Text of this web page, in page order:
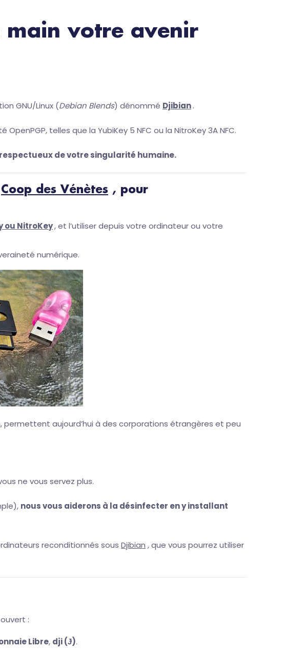
main votre avenir
GNU/Linux (Debian Blends) dénommé Djibian.
telles que la YubiKey 5 NFC ou la NitroKey 3A NFC.
de votre singularité humaine.
Coop des Vénètes , pour
ou NitroKey, et l’utiliser depuis votre ordinateur ou votre
numérique.
permettent aujourd’hui à des corporations étrangères et peu
ne vous servez plus.
nous vous aiderons à la désinfecter en y installant
reconditionnés sous Djibian , que vous pourrez utiliser
:
Libre, dji (Ɉ).